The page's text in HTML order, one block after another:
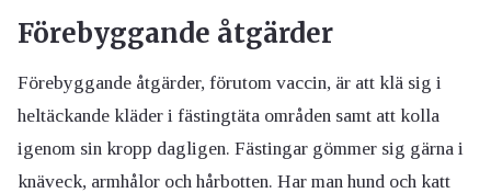
Förebyggande åtgärder
Förebyggande åtgärder, förutom vaccin, är att klä sig i
heltäckande kläder i fästingtäta områden samt att kolla
igenom sin kropp dagligen. Fästingar gömmer sig gärna i
knäveck, armhålor och hårbotten. Har man hund och katt